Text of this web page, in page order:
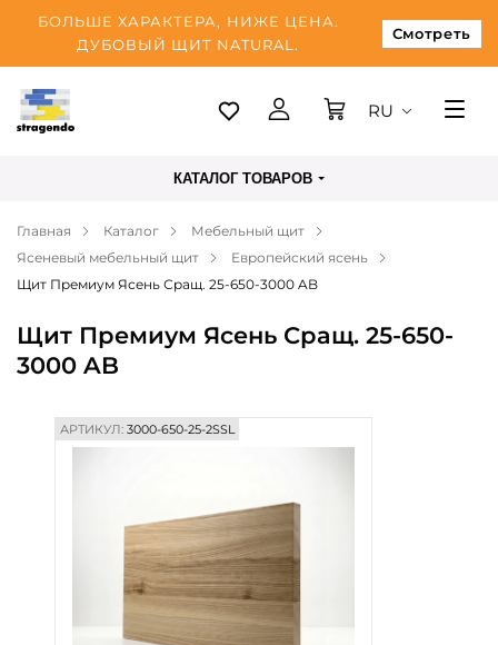
БОЛЬШЕ ХАРАКТЕРА, НИЖЕ ЦЕНА.
ДУБОВЫЙ ЩИТ NATURAL.
Смотреть
Таллинн
Оплата
О нас
Блог
Контакты
RU
КАТАЛОГ ТОВАРОВ
Главная Каталог
Мебельный щит
Ясеневый мебельный щит
Европейский ясень
Щит Премиум Ясень Сращ. 25-650-3000 AB
Щит Премиум Ясень Сращ. 25-650-
3000 AB
АРТИКУЛ:3000-650-25-2SSL